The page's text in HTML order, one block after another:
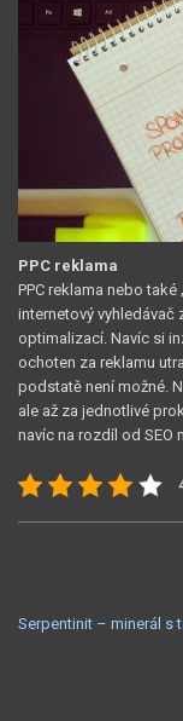
PPC reklama
PPC reklama nebo
internetový vyhledávač
optimalizací. Navíc si
ochoten za reklamu
podstatě není možné.
ale až za jednotlivé
navíc na rozdíl od SEO
Serpentinit – minerál s